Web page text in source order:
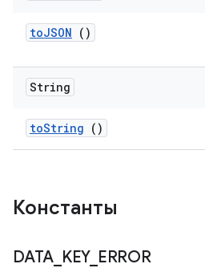
toJSON ()
String
toString ()
Константы
DATA KEY_ ERROR